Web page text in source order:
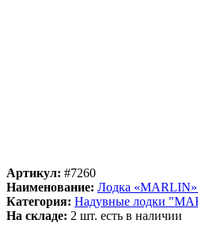
Артикул: #7260
Наименование: Лодка «MARLIN»
Категория: Надувные лодки
На складе: 2 шт. есть в наличии